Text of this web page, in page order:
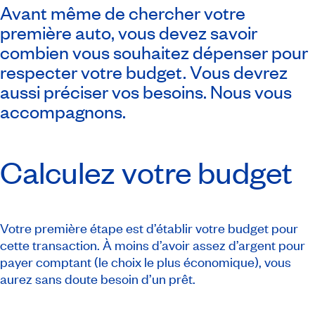
Avant même de chercher votre
première auto, vous devez savoir
combien vous souhaitez dépenser pour
respecter votre budget. Vous devrez
aussi préciser vos besoins. Nous vous
accompagnons.
Calculez votre budget
Votre première étape est d’établir votre budget pour
cette transaction. À moins d’avoir assez d’argent pour
payer comptant (le choix le plus économique), vous
aurez sans doute besoin d’un prêt.